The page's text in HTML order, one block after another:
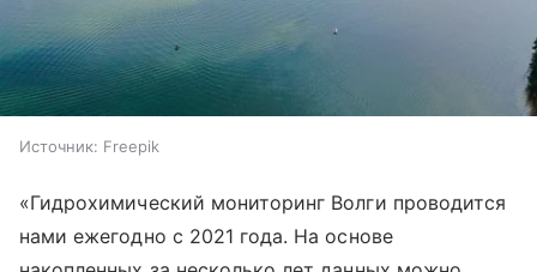
Источник: Freepik
«Гидрохимический мониторинг Волги проводится
нами ежегодно с 2021 года. На основе